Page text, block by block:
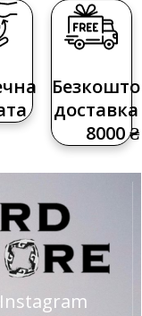
доставка
8000 ₴
Instagram